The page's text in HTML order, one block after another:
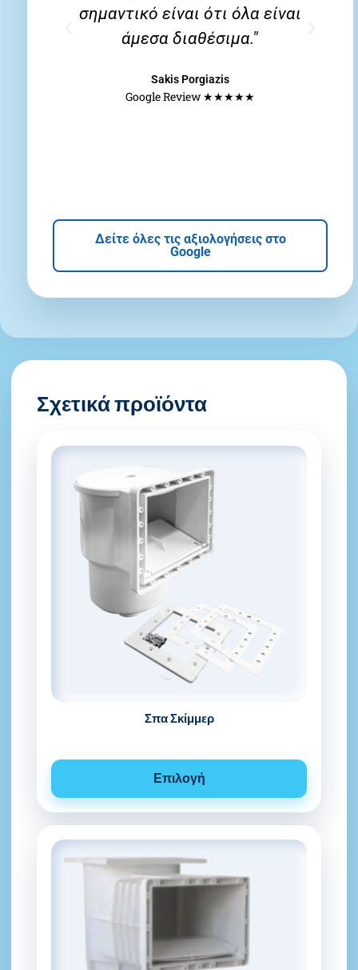
σημαντικό είναι ότι όλα είναι
άμεσα διαθέσιμα."
Sakis Porgiazis
Google Review ★★★★★
Δείτε όλες τις αξιολογήσεις στο
Google
Σχετικά προϊόντα
Σπα Σκίμμερ
Επιλογή